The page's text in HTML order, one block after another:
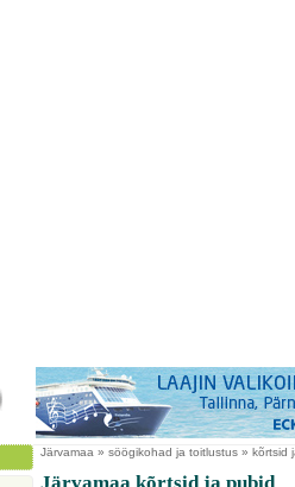
Järvamaa » söögikohad ja toitlustus » kõrtsid